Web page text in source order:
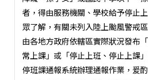
者，得由服務機關、學校給予停止
眾了解，有關未列入陸上颱風警戒
由各地方政府依轄區實際狀況發布
常上課」或「停止上班、停止上課
停班課通報系統辦理通報作業，爰